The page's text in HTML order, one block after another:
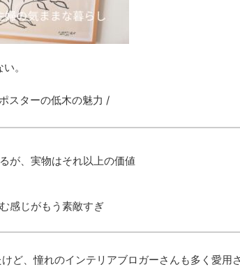
。
スターの低木の魅力 /
が、実物はそれ以上の価値
感じがもう素敵すぎ
ど、憧れのインテリアブロガーさんも多く愛用